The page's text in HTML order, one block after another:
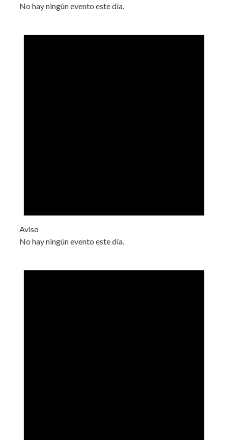
No hay ningún evento este día.
Aviso
No hay ningún evento este día.